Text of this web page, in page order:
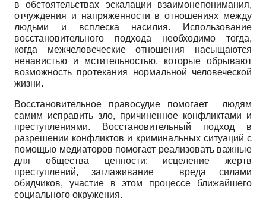
в обстоятельствах эскалации взаимонепонимания,
отчуждения и напряженности в отношениях между
людьми и всплеска насилия. Использование
восстановительного подхода необходимо тогда,
когда межчеловеческие отношения насыщаются
ненавистью и мстительностью, которые обрывают
возможность протекания нормальной человеческой
жизни.
Восстановительное правосудие помогает людям
самим исправить зло, причиненное конфликтами и
преступлениями. Восстановительный подход в
разрешении конфликтов и криминальных ситуаций с
помощью медиаторов помогает реализовать важные
для общества ценности: исцеление жертв
преступлений, заглаживание вреда силами
обидчиков, участие в этом процессе ближайшего
социального окружения.